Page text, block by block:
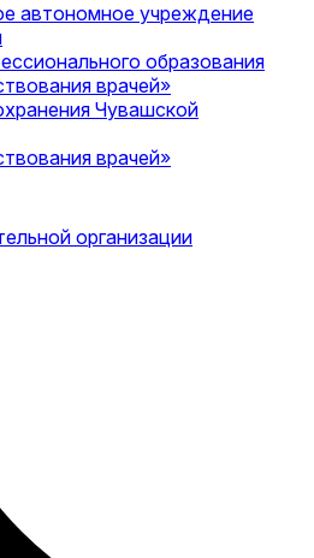
автономное учреждение
образования
врачей»
Чувашской
врачей»
организации